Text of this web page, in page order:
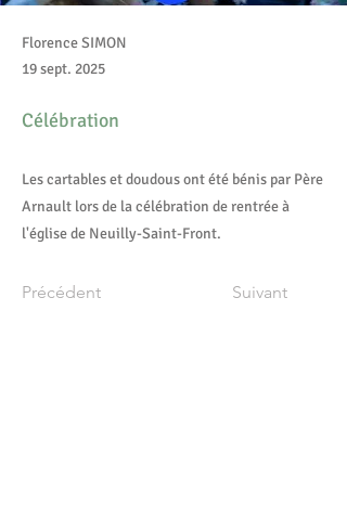
Florence SIMON
19 sept. 2025
Célébration
Les cartables et doudous ont été bénis par Père
Arnault lors de la célébration de rentrée à
l'église de Neuilly-Saint-Front.
Précédent Suivant